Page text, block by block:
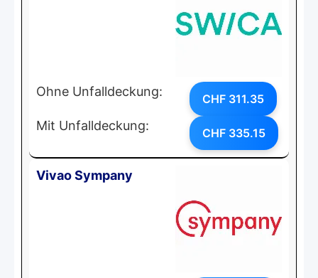
Ohne Unfalldeckung: CHF 311.35
Mit Unfalldeckung: CHF 335.15
Vivao Sympany